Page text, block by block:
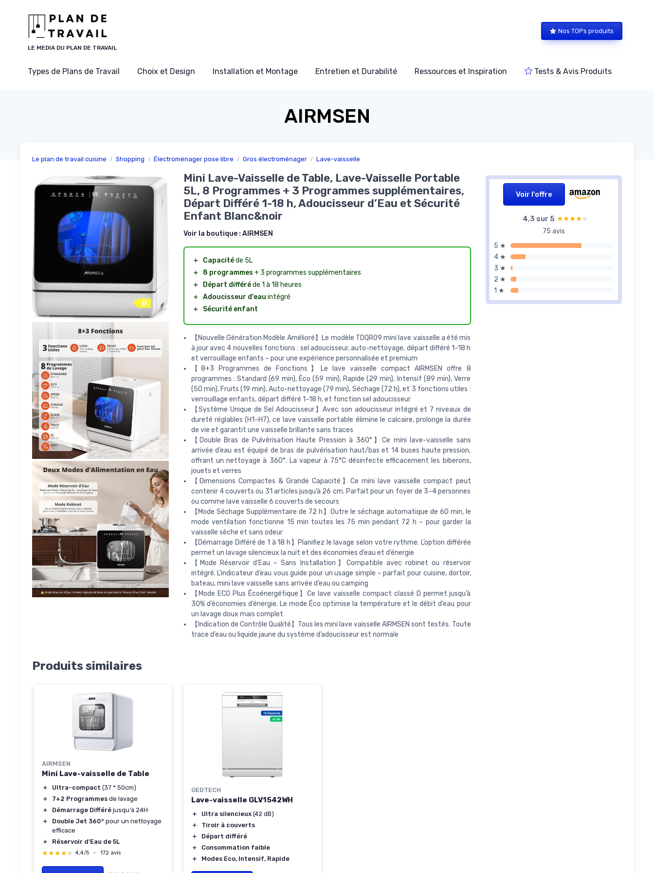
LE MEDIA DU PLAN DE TRAVAIL
Nos TOPs produits
Types de Plans de Travail Choix et Design Installation et Montage Entretien et Durabilité Ressources et Inspiration Tests & Avis Produits
AIRMSEN
Le plan de travail cuisine Shopping Électroménager pose libre Gros électroménager Lave-vaisselle
Voir l'offre
4,3 sur 5 ★★★★★
★★★★★
75 avis
5 ★
4 ★
3 ★
2 ★
1 ★
Mini Lave-Vaisselle de Table, Lave-Vaisselle Portable
5L, 8 Programmes + 3 Programmes supplémentaires,
Départ Différé 1-18 h, Adoucisseur d’Eau et Sécurité
Enfant Blanc&noir
Voir la boutique : AIRMSEN
＋ Capacitéde 5L
＋
8 programmes + 3 programmes supplémentaires
＋
Départ différéde 1 à 18 heures
＋ Adoucisseur d'eau intégré
＋
Sécurité enfant
【Nouvelle Génération Modèle Amélioré】Le modèle TDQR09 mini lave vaisselle a été mis
à jour avec 4 nouvelles fonctions : sel adoucisseur, auto-nettoyage, départ différé 1–18 h
et verrouillage enfants – pour une expérience personnalisée et premium
【8+3 Programmes de Fonctions】Le lave vaisselle compact AIRMSEN offre 8
programmes : Standard (69 min), Éco (59 min), Rapide (29 min), Intensif (89 min), Verre
(50 min), Fruits (19 min), Auto-nettoyage (79 min), Séchage (72 h), et 3 fonctions utiles :
verrouillage enfants, départ différé 1–18 h, et fonction sel adoucisseur
【Système Unique de Sel Adoucisseur】Avec son adoucisseur intégré et 7 niveaux de
dureté réglables (H1–H7), ce lave vaisselle portable élimine le calcaire, prolonge la durée
de vie et garantit une vaisselle brillante sans traces
【Double Bras de Pulvérisation Haute Pression à 360°】Ce mini lave-vaisselle sans
arrivée d’eau est équipé de bras de pulvérisation haut/bas et 14 buses haute pression,
offrant un nettoyage à 360°. La vapeur à 75°C désinfecte efficacement les biberons,
jouets et verres
【Dimensions Compactes & Grande Capacité】Ce mini lave vaisselle compact peut
contenir 4 couverts ou 31 articles jusqu’à 26 cm. Parfait pour un foyer de 3–4 personnes
ou comme lave vaisselle 6 couverts de secours
【Mode Séchage Supplémentaire de 72 h】Outre le séchage automatique de 60 min, le
mode ventilation fonctionne 15 min toutes les 75 min pendant 72 h – pour garder la
vaisselle sèche et sans odeur
【Démarrage Différé de 1 à 18 h】Planifiez le lavage selon votre rythme. L’option différée
permet un lavage silencieux la nuit et des économies d’eau et d’énergie
【Mode Réservoir d’Eau – Sans Installation】Compatible avec robinet ou réservoir
intégré. L’indicateur d’eau vous guide pour un usage simple – parfait pour cuisine, dortoir,
bateau, mini lave vaisselle sans arrivée d’eau ou camping
【Mode ECO Plus Écoénergétique】Ce lave vaisselle compact classé D permet jusqu’à
30% d’économies d’énergie. Le mode Éco optimise la température et le débit d’eau pour
un lavage doux mais complet
【Indication de Contrôle Qualité】Tous les mini lave vaisselle AIRMSEN sont testés. Toute
trace d’eau ou liquide jaune du système d’adoucisseur est normale
Produits similaires
AIRMSEN
Mini Lave-vaisselle de Table
＋ Ultra-compact (37 * 50cm)
＋
7+2 Programmes de lavage
＋
Démarrage Différé jusqu'à 24H
＋
Double Jet 360° pour un nettoyage
efficace
＋
Réservoir d'Eau de 5L
★★★★★
★★★★★ 4,4/5 — 172 avis
GEDTECH
Lave-vaisselle GLV1542WH
＋ Ultra silencieux (42 dB)
＋
Tiroir à couverts
＋
Départ différé
＋
Consommation faible
＋
Modes Eco, Intensif, Rapide